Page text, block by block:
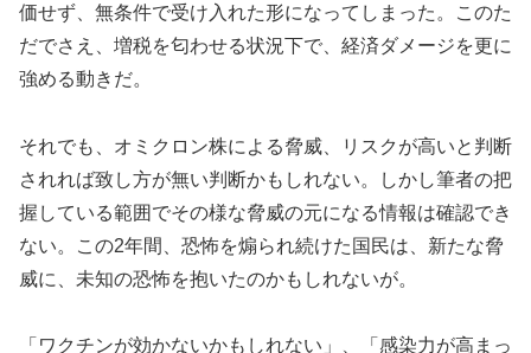
価せず、無条件で受け入れた形になってしまった。このた
だでさえ、増税を匂わせる状況下で、経済ダメージを更に
強める動きだ。
それでも、オミクロン株による脅威、リスクが高いと判断
されれば致し方が無い判断かもしれない。しかし筆者の把
握している範囲でその様な脅威の元になる情報は確認でき
ない。この2年間、恐怖を煽られ続けた国民は、新たな脅
威に、未知の恐怖を抱いたのかもしれないが。
「ワクチンが効かないかもしれない」、「感染力が高まっ